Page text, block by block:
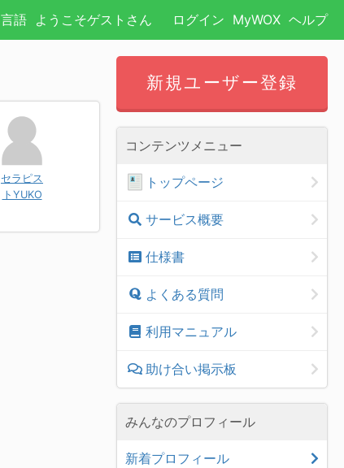
言語 ようこそゲストさん ログイン MyWOX ヘルプ
セラピス
トYUKO
新規ユーザー登録
コンテンツメニュー
トップページ
サービス概要
仕様書
よくある質問
利用マニュアル
助け合い掲示板
みんなのプロフィール
新着プロフィール